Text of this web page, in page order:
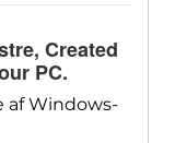
Created
PC.
af Windows-